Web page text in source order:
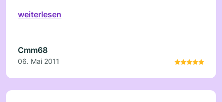
weiterlesen
Cmm68
06. Mai 2011